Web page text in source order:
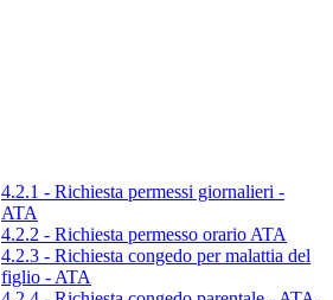
4.2.1 - Richiesta permessi giornalieri -
ATA
4.2.2 - Richiesta permesso orario ATA
4.2.3 - Richiesta congedo per malattia del
figlio - ATA